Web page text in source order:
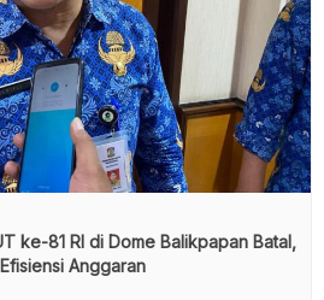
ke-81 RI di Dome Balikpapan Batal,
Anggaran